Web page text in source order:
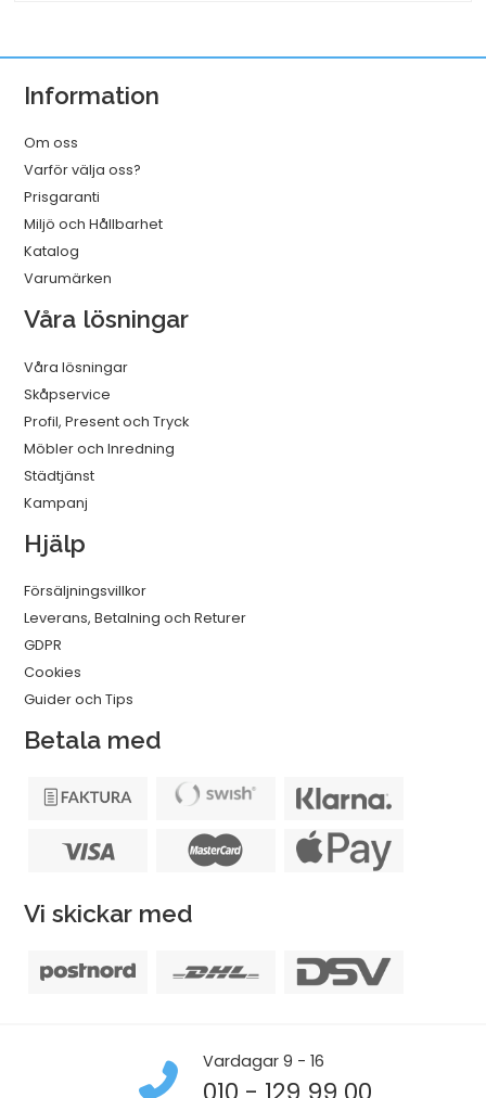
mängd
Information
Om oss
Varför välja oss?
Prisgaranti
Miljö och Hållbarhet
Katalog
Varumärken
Våra lösningar
Våra lösningar
Skåpservice
Profil, Present och Tryck
Möbler och Inredning
Städtjänst
Kampanj
Hjälp
Försäljningsvillkor
Leverans, Betalning och Returer
GDPR
Cookies
Guider och Tips
Betala med
Vi skickar med
Vardagar 9 - 16